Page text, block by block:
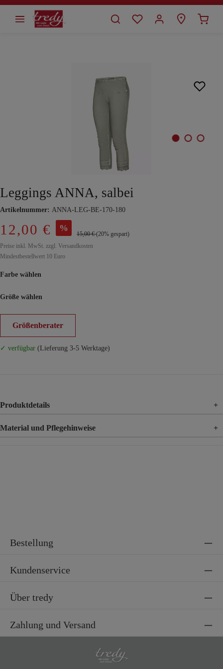
springen
Leggings ANNA, salbei
Artikelnummer: ANNA-LEG-BE-170-180
12,00 € %
15,00 €(20% gespart)
Preise inkl. MwSt. zzgl. Versandkosten
Mindestbestellwert 10 Euro
Farbe wählen
Größe wählen
Größenberater
✓ verfügbar (Lieferung 3-5 Werktage)
Produktdetails +
Material und Pflegehinweise +
Bestellung
Kundenservice
Über tredy
Zahlung und Versand